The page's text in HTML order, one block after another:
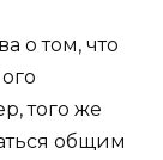
о том, что
того же
общим